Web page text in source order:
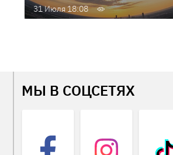
31 Июля 18:08
МЫ В СОЦСЕТЯХ